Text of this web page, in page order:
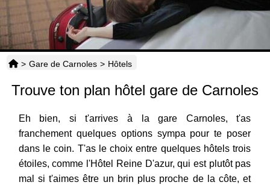
Hôtels
Taxis
Horaires
> Gare de Carnoles > Hôtels
Trouve ton plan hôtel gare de Carnoles
Eh bien, si t'arrives à la gare Carnoles, t'as
franchement quelques options sympa pour te poser
dans le coin. T'as le choix entre quelques hôtels trois
étoiles, comme l'Hôtel Reine D'azur, qui est plutôt pas
mal si t'aimes être un brin plus proche de la côte, et